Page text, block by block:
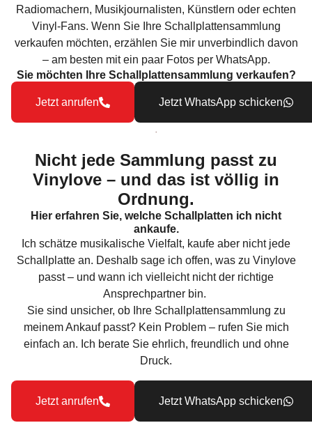
Radiomachern, Musikjournalisten, Künstlern oder echten
Vinyl-Fans. Wenn Sie Ihre Schallplattensammlung
verkaufen möchten, erzählen Sie mir unverbindlich davon
– am besten mit ein paar Fotos per WhatsApp.
Sie möchten Ihre Schallplattensammlung verkaufen?
Jetzt anrufen Jetzt WhatsApp schicken
Nicht jede Sammlung passt zu
Vinylove – und das ist völlig in
Ordnung.
Hier erfahren Sie, welche Schallplatten ich nicht
ankaufe.
Ich schätze musikalische Vielfalt, kaufe aber nicht jede
Schallplatte an. Deshalb sage ich offen, was zu Vinylove
passt – und wann ich vielleicht nicht der richtige
Ansprechpartner bin.
Sie sind unsicher, ob Ihre Schallplattensammlung zu
meinem Ankauf passt?​ Kein Problem – rufen Sie mich
einfach an. Ich berate Sie ehrlich, freundlich und ohne
Druck.
Jetzt anrufen Jetzt WhatsApp schicken